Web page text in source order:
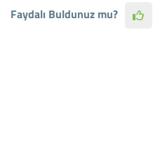
Faydalı Buldunuz mu?